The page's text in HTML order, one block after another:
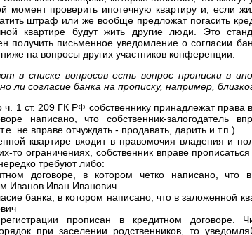
момент проверить ипотечную квартиру и, если
штраф или же вообще предложат погасить
квартире будут жить другие люди. Это
получить письменное уведомление о согласии
на вопросы других участников конференции.
в списке вопросов есть вопрос прописки в
ли согласие банка на прописку, например,
ч. 1 ст. 209 ГК РФ собственнику принадлежат
написано, что собственник-залогодатель
не вправе отчуждать - продавать, дарить и т.п.).
квартире входит в правомочия владения и
то ограничениях, собственник вправе
требуют либо:
договоре, в котором четко написано,
Иванов Иван Иванович
банка, в котором написано, что в заложенной
прописан в кредитном договоре.
при заселении родственников, то